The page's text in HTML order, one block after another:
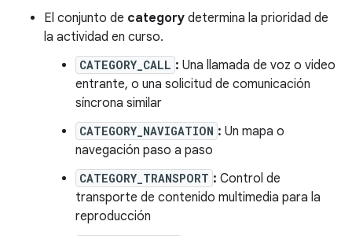
El conjunto de category determina la prioridad de
la actividad en curso.
CATEGORY_CALL : Una llamada de voz o video
entrante, o una solicitud de comunicación
síncrona similar
CATEGORY_NAVIGATION : Un mapa o
navegación paso a paso
CATEGORY_TRANSPORT : Control de
transporte de contenido multimedia para la
reproducción